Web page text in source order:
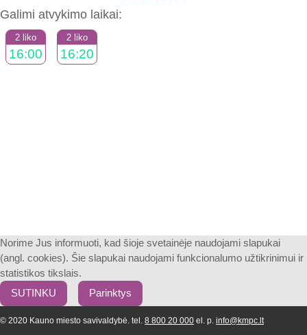
Galimi atvykimo laikai:
2 liko
16:00
2 liko
16:20
Norime Jus informuoti, kad šioje svetainėje naudojami slapukai
(angl. cookies). Šie slapukai naudojami funkcionalumo užtikrinimui ir
statistikos tikslais.
SUTINKU
Parinktys
© 2020 Kauno miesto savivaldybė. tel. 8 800 20 000 el. p. info@kmpc.lt